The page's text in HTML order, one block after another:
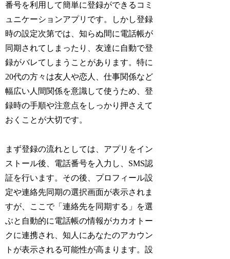
番号を利用して簡単に登録ができるコミ
ュニケーションアプリです。しかし登録
時の設定次第では、知らぬ間に電話帳が
同期されてしまったり、友達に自動で登
録がバレてしまうことがあります。特に
20代の方々は友人や恋人、仕事関係など
幅広い人間関係を意識して使うため、登
録時の手順や注意点をしっかり押さえて
おくことが大切です。
まず登録の流れとしては、アプリをイン
ストール後、電話番号を入力し、SMS認
証を行います。その後、プロフィール設
定や連絡先同期の選択画面が表示されま
すが、ここで「連絡先を同期する」を選
ぶと自動的に電話帳の情報がカカオトー
クに連携され、知人にあなたのアカウン
トが表示される可能性が高まります。設